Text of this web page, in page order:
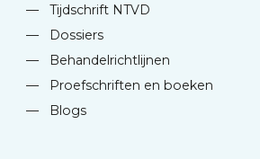
—
Tijdschrift NTVD
—
Dossiers
—
Behandelrichtlijnen
—
Proefschriften en boeken
—
Blogs